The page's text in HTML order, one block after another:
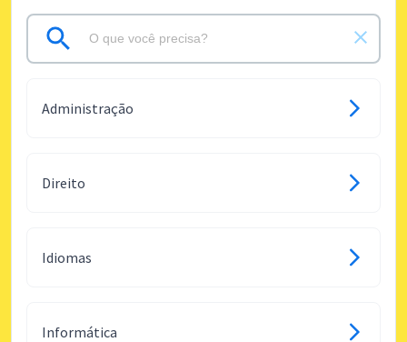
Administração
Direito
Idiomas
Informática